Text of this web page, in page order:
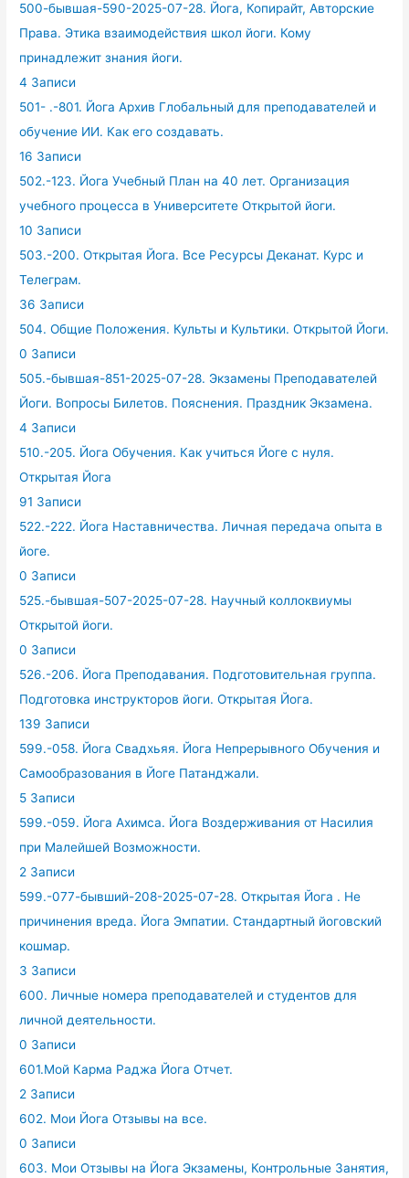
500-бывшая-590-2025-07-28. Йога, Копирайт, Авторские
Права. Этика взаимодействия школ йоги. Кому
принадлежит знания йоги.
4 Записи
501- .-801. Йога Архив Глобальный для преподавателей и
обучение ИИ. Как его создавать.
16 Записи
502.-123. Йога Учебный План на 40 лет. Организация
учебного процесса в Университете Открытой йоги.
10 Записи
503.-200. Открытая Йога. Все Ресурсы Деканат. Курс и
Телеграм.
36 Записи
504. Общие Положения. Культы и Культики. Открытой Йоги.
0 Записи
505.-бывшая-851-2025-07-28. Экзамены Преподавателей
Йоги. Вопросы Билетов. Пояснения. Праздник Экзамена.
4 Записи
510.-205. Йога Обучения. Как учиться Йоге с нуля.
Открытая Йога
91 Записи
522.-222. Йога Наставничества. Личная передача опыта в
йоге.
0 Записи
525.-бывшая-507-2025-07-28. Научный коллоквиумы
Открытой йоги.
0 Записи
526.-206. Йога Преподавания. Подготовительная группа.
Подготовка инструкторов йоги. Открытая Йога.
139 Записи
599.-058. Йога Свадхьяя. Йога Непрерывного Обучения и
Самообразования в Йоге Патанджали.
5 Записи
599.-059. Йога Ахимса. Йога Воздерживания от Насилия
при Малейшей Возможности.
2 Записи
599.-077-бывший-208-2025-07-28. Открытая Йога . Не
причинения вреда. Йога Эмпатии. Стандартный йоговский
кошмар.
3 Записи
600. Личные номера преподавателей и студентов для
личной деятельности.
0 Записи
601.Мой Карма Раджа Йога Отчет.
2 Записи
602. Мои Йога Отзывы на все.
0 Записи
603. Мои Отзывы на Йога Экзамены, Контрольные Занятия,